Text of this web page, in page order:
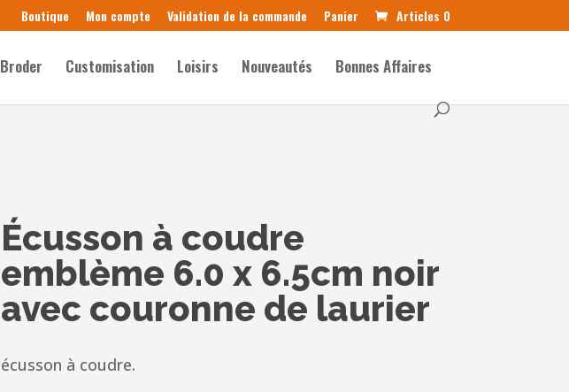
Boutique Mon compte Validation de la commande Panier Articles 0
Broder Customisation Loisirs Nouveautés Bonnes Affaires
Écusson à coudre
emblème 6.0 x 6.5cm noir
avec couronne de laurier
écusson à coudre.